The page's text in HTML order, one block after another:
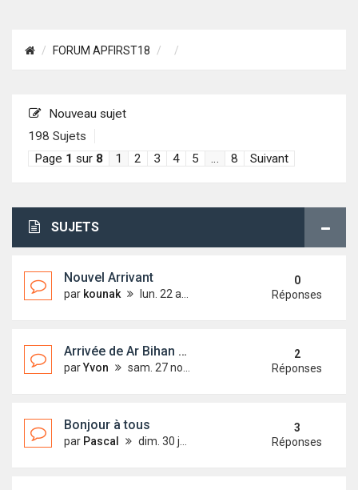
FORUM APFIRST18
Nouveau sujet
198 Sujets
Page 1 sur 8 1 2 3 4 5 … 8 Suivant
SUJETS
Nouvel Arrivant
par kounak lun. 22 août 2022 13:34
0
Réponses
Arrivée de Ar Bihan (ex Harmattan 2)
parYvon sam. 27 nov. 2021 06:44
2
Réponses
Bonjour à tous
par Pascal dim. 30 janv. 2022 10:40
3
Réponses